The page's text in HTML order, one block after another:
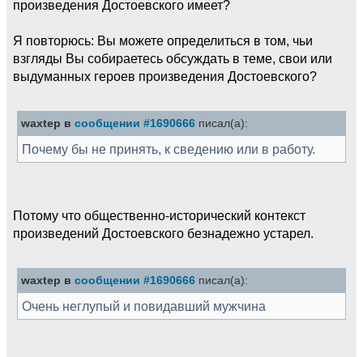
произведения Достоевского имеет?
Я повторюсь: Вы можете определиться в том, чьи
взгляды Вы собираетесь обсуждать в теме, свои или
выдуманных героев произведения Достоевского?
waxtep в сообщении #1690666 писал(а):
Почему бы не принять, к сведению или в работу.
Потому что общественно-исторический контекст
произведений Достоевского безнадежно устарел.
waxtep в сообщении #1690666 писал(а):
Очень неглупый и повидавший мужчина